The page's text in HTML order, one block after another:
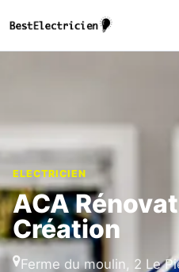
ELECTRICIEN
ACA
Création
Ferme du moulin, 2 Le